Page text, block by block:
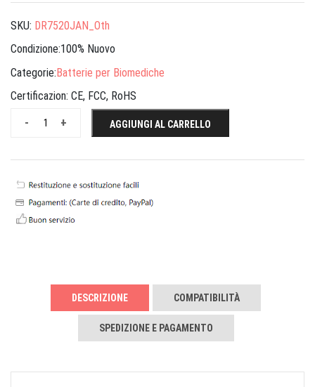
SKU: DR7520JAN_Oth
Condizione:100% Nuovo
Categorie:Batterie per Biomediche
Certificazion: CE, FCC, RoHS
+
- AGGIUNGI AL CARRELLO
DESCRIZIONE COMPATIBILITÀ
SPEDIZIONE E PAGAMENTO